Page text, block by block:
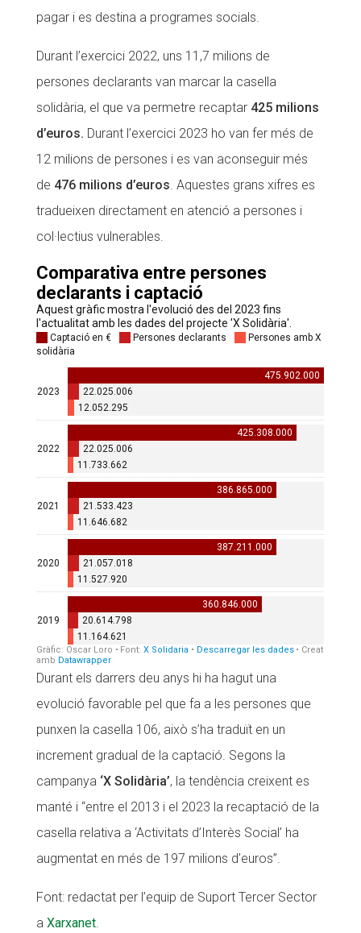
pagar i es destina a programes socials.
Durant l’exercici 2022, uns 11,7 milions de
persones declarants van marcar la casella
solidària, el que va permetre recaptar425 milions
d’euros. Durant l’exercici 2023 ho van fer més de
12 milions de persones i es van aconseguir més
de 476 milions d’euros. Aquestes grans xifres es
tradueixen directament en atenció a persones i
col·lectius vulnerables.
Durant els darrers deu anys hi ha hagut una
evolució favorable pel que fa a les persones que
punxen la casella 106, això s’ha traduït en un
increment gradual de la captació. Segons la
campanya ‘X Solidària’, la tendència creixent es
manté i “entre el 2013 i el 2023 la recaptació de la
casella relativa a ‘Activitats d’Interès Social’ ha
augmentat en més de 197 milions d’euros”.
Font: redactat per l’equip de Suport Tercer Sector
a Xarxanet.
Fes un donatiu
Treballa amb nosaltres
Fes un donatiu
Treballa amb nosaltres